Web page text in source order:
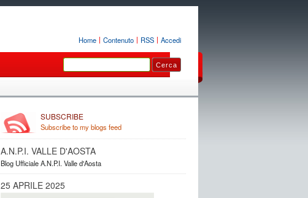
Home Contenuto RSS Accedi
SUBSCRIBE
Subscribe to my blogs feed
A.N.P.I. VALLE D'AOSTA
Blog Ufficiale A.N.P.I. Valle d'Aosta
25 APRILE 2025